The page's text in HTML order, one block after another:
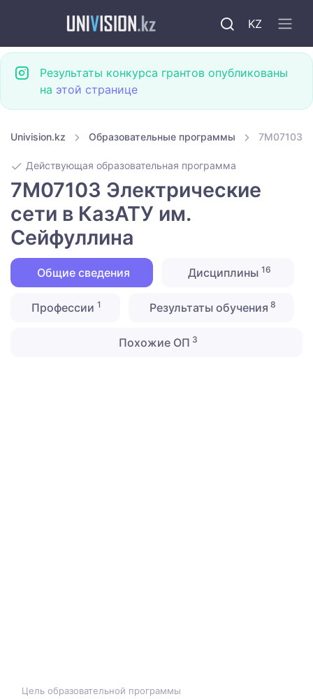
KZ
Результаты конкурса грантов опубликованы
на этой странице
Univision.kz Образовательные программы 7M07103
Действующая образовательная программа
7M07103 Электрические
сети в КазАТУ им.
Сейфуллина
Общие сведения Дисциплины 16
Профессии1 Результаты обучения 8
Похожие ОП 3
Цель образовательной программы